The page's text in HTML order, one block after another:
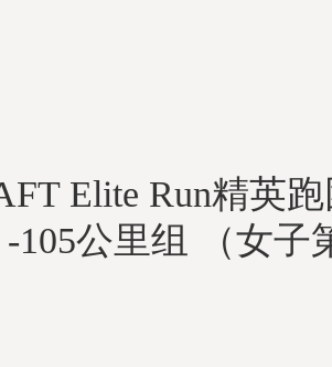
Elite Run精英
-105公里组 （女子